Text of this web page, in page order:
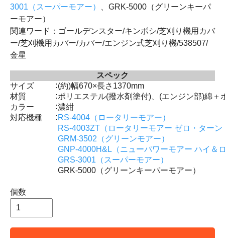
3001（スーパーモアー）
、GRK-5000（グリーンキーパ
ーモアー）
関連ワード：ゴールデンスター/キンボシ/芝刈り機用カバ
ー/芝刈機用カバー/カバー/エンジン式芝刈り機/538507/
金星
スペック
サイズ
:(約)幅670×長さ1370mm
材質
:ポリエステル(撥水剤塗付)、(エンジン部)綿＋
カラー
:濃紺
対応機種
: RS-4004（ロータリーモアー）
RS-4003ZT（ロータリーモアー ゼロ・ターン
GRM-3502（グリーンモアー）
GNP-4000H&L（ニューパワーモアー ハイ＆
GRS-3001（スーパーモアー）
GRK-5000（グリーンキーパーモアー）
個数